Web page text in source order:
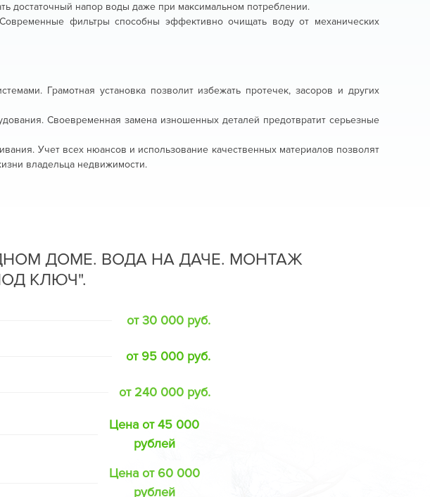
достаточный напор воды даже при максимальном потреблении.
фильтры способны эффективно очищать воду от механических
Грамотная установка позволит избежать протечек, засоров и других
Своевременная замена изношенных деталей предотвратит серьезные
Учет всех нюансов и использование качественных материалов позволят
владельца недвижимости.
ДОМЕ. ВОДА НА ДАЧЕ. МОНТАЖ
КЛЮЧ".
от 30 000 руб.
от 95 000 руб.
от 240 000 руб.
Цена от 45 000
рублей
Цена от 60 000
рублей